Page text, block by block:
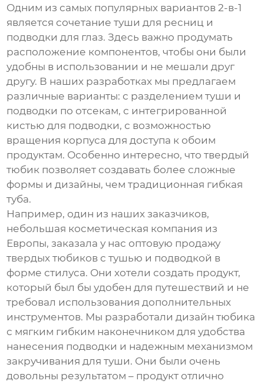
Одним из самых популярных вариантов 2-в-1
является сочетание туши для ресниц и
подводки для глаз. Здесь важно продумать
расположение компонентов, чтобы они были
удобны в использовании и не мешали друг
другу. В наших разработках мы предлагаем
различные варианты: с разделением туши и
подводки по отсекам, с интегрированной
кистью для подводки, с возможностью
вращения корпуса для доступа к обоим
продуктам. Особенно интересно, что твердый
тюбик позволяет создавать более сложные
формы и дизайны, чем традиционная гибкая
туба.
Например, один из наших заказчиков,
небольшая косметическая компания из
Европы, заказала у нас оптовую продажу
твердых тюбиков с тушью и подводкой в
форме стилуса. Они хотели создать продукт,
который был бы удобен для путешествий и не
требовал использования дополнительных
инструментов. Мы разработали дизайн тюбика
с мягким гибким наконечником для удобства
нанесения подводки и надежным механизмом
закручивания для туши. Они были очень
довольны результатом – продукт отлично